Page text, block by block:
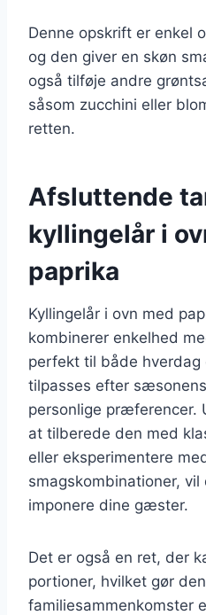
Denne opskrift er enkel
og den giver en skøn
også tilføje andre
såsom zucchini eller
retten.
Afsluttende
kyllingelår i
paprika
Kyllingelår i ovn med
kombinerer enkelhed
perfekt til både hverdag
tilpasses efter
personlige præferencer.
at tilberede den med
eller eksperimentere
smagskombinationer,
imponere dine gæster.
Det er også en ret, der
portioner, hvilket gør
familiesammenkomster